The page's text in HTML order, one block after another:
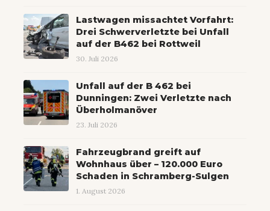
Lastwagen missachtet Vorfahrt:
Drei Schwerverletzte bei Unfall
auf der B462 bei Rottweil
30. Juli 2026
Unfall auf der B 462 bei
Dunningen: Zwei Verletzte nach
Überholmanöver
23. Juli 2026
Fahrzeugbrand greift auf
Wohnhaus über – 120.000 Euro
Schaden in Schramberg-Sulgen
1. August 2026